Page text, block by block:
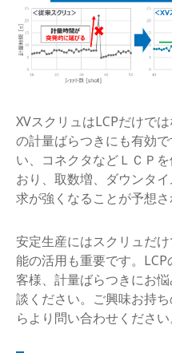
XVスクリュはLCPだけで
の計量ばらつきにも有効
い、コネクタなどＬＣＰ
おり、取数増、ダウンタ
求が強くなることが予想さ
安定生産にはスクリュだ
能の活用も重要です。
客様、計量ばらつきにお
談ください。ご興味お持
らより問い合わせください